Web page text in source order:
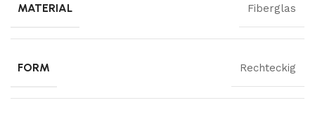
MATERIAL Fiberglas
FORM Rechteckig